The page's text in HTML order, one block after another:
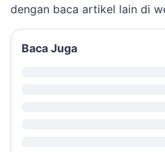
dengan baca artikel lain di
Baca Juga